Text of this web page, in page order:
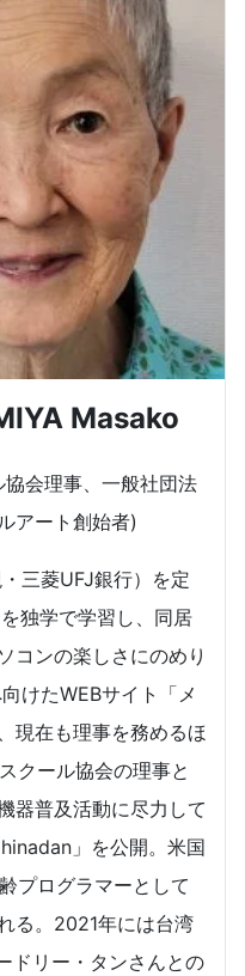
Masako
会理事、一般社団法
アート創始者)
三菱UFJ銀行）を定
独学で学習し、同居
コンの楽しさにのめり
けたWEBサイト「メ
現在も理事を務めるほ
クール協会の理事と
器普及活動に尽力して
」を公開。米国
プログラマーとして
る。2021年には台湾
ドリー・タンさんとの